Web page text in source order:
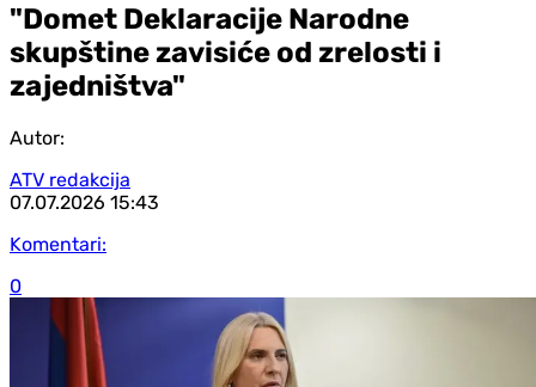
"Domet Deklaracije Narodne
skupštine zavisiće od zrelosti i
zajedništva"
Autor:
ATV redakcija
07.07.2026 15:43
Komentari:
0